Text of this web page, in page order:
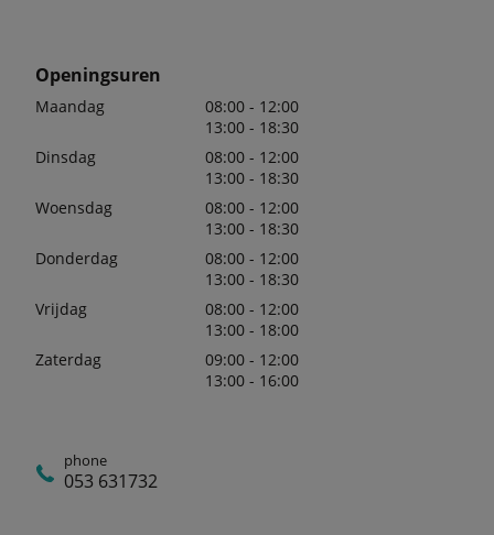
Openingsuren
Maandag
08:00 - 12:00
13:00 - 18:30
Dinsdag
08:00 - 12:00
13:00 - 18:30
Woensdag
08:00 - 12:00
13:00 - 18:30
Donderdag
08:00 - 12:00
13:00 - 18:30
Vrijdag
08:00 - 12:00
13:00 - 18:00
Zaterdag
09:00 - 12:00
13:00 - 16:00
phone
053 631732